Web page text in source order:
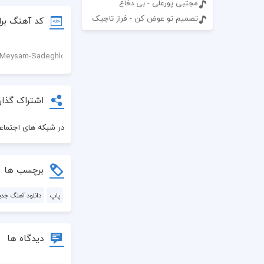
مجتبی پورعلی - بی دفاع
تصمیم تو عوض کن - فراز تاجیک
کد آهنگ
اشتراک
در شبکه های
برچسب ها
پاپ دانلود آهنگ
دیدگاه ها